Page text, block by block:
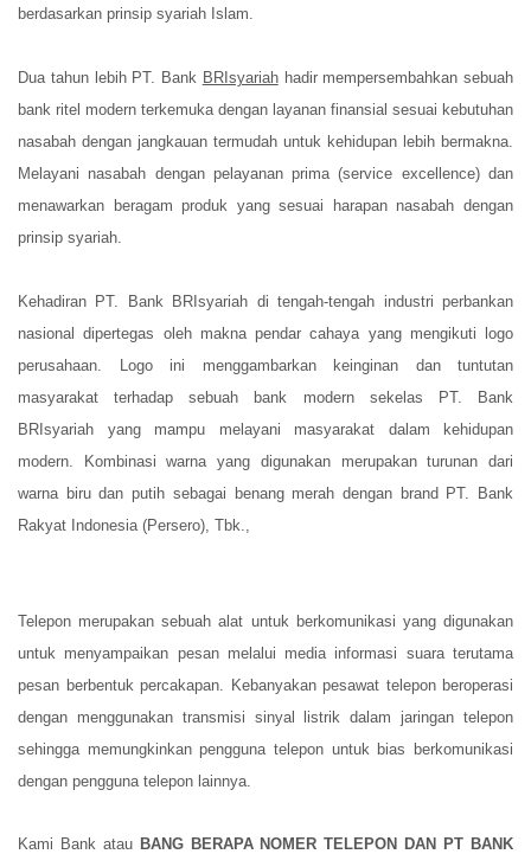
berdasarkan prinsip syariah Islam.
Dua tahun lebih PT. Bank BRIsyariahhadir mempersembahkan sebuah
bank ritel modern terkemuka dengan layanan finansial sesuai kebutuhan
nasabah dengan jangkauan termudah untuk kehidupan lebih bermakna.
Melayani nasabah dengan pelayanan prima (service excellence) dan
menawarkan beragam produk yang sesuai harapan nasabah dengan
prinsip syariah.
Kehadiran PT. Bank BRIsyariah di tengah-tengah industri perbankan
nasional dipertegas oleh makna pendar cahaya yang mengikuti logo
perusahaan. Logo ini menggambarkan keinginan dan tuntutan
masyarakat terhadap sebuah bank modern sekelas PT. Bank
BRIsyariah yang mampu melayani masyarakat dalam kehidupan
modern. Kombinasi warna yang digunakan merupakan turunan dari
warna biru dan putih sebagai benang merah dengan brand PT. Bank
Rakyat Indonesia (Persero), Tbk.,
Telepon merupakan sebuah alat untuk berkomunikasi yang digunakan
untuk menyampaikan pesan melalui media informasi suara terutama
pesan berbentuk percakapan. Kebanyakan pesawat telepon beroperasi
dengan menggunakan transmisi sinyal listrik dalam jaringan telepon
sehingga memungkinkan pengguna telepon untuk bias berkomunikasi
dengan pengguna telepon lainnya.
Kami Bank atau BANG BERAPA NOMER TELEPON DAN PT BANK